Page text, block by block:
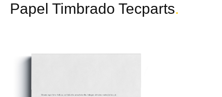
Papel Timbrado Tecparts.